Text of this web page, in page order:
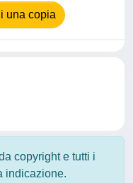
una copia
copyright e tutti i
indicazione.